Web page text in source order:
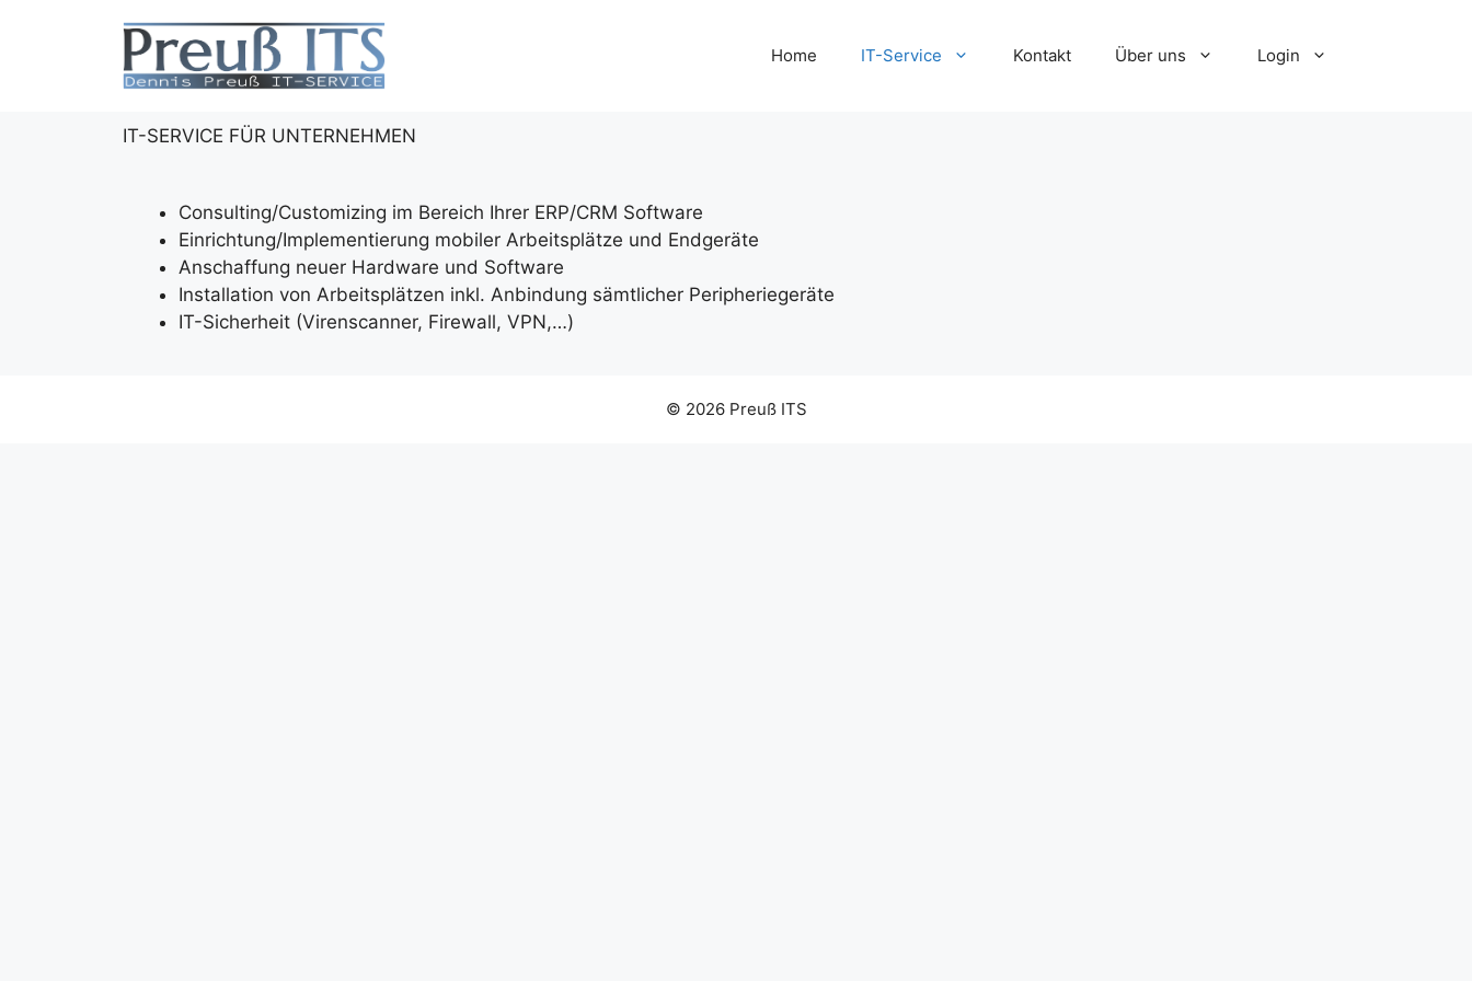
Home IT-Service Kontakt Über uns Login
IT-SERVICE FÜR UNTERNEHMEN
Consulting/Customizing im Bereich Ihrer ERP/CRM Software
Einrichtung/Implementierung mobiler Arbeitsplätze und Endgeräte
Anschaffung neuer Hardware und Software
Installation von Arbeitsplätzen inkl. Anbindung sämtlicher Peripheriegeräte
IT-Sicherheit (Virenscanner, Firewall, VPN,…)
© 2026 Preuß ITS